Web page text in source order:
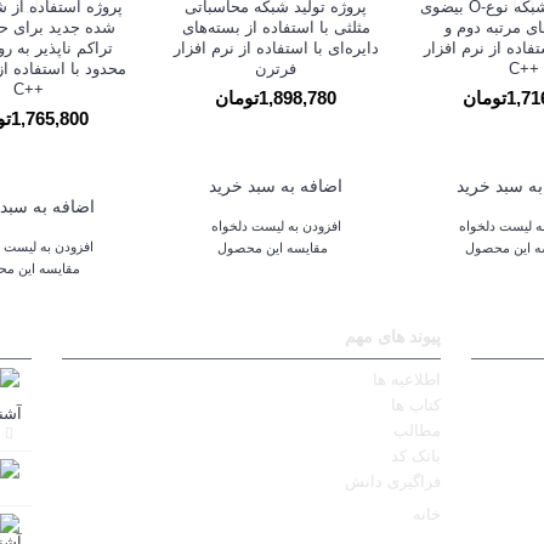
پروژه تولید شبکه نوع-O بیضوی
مرتبه دوم و
از نرم افزار
++C
سبد خرید
لیست دلخواه
این محصول
پروژه تولید شبکه محاسباتی
مثلثی با استفاده از بسته‌های
دایره‌ای با استفاده از نرم افزار
فرترن
1,898,780تومان
اضافه به سبد خرید
افزودن به لیست دلخواه
مقایسه این محصول
پروژه استفاده از
شده جدید برای
تراکم ناپذیر
محدود با استفاده
++C
1,765,800تومان
اضافه به
افزودن به لیست
مقایسه این
پیوند های مهم
اطلاعیه ها
کتاب ها
مطالب
بانک کد
فراگیری دانش
خانه